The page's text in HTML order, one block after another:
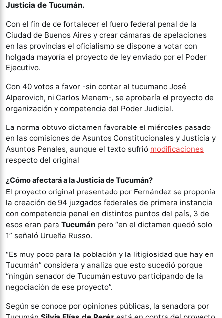
Justicia de Tucumán.
Con el fin de de fortalecer el fuero federal penal de la
Ciudad de Buenos Aires y crear cámaras de apelaciones
en las provincias el oficialismo se dispone a votar con
holgada mayoría el proyecto de ley enviado por el Poder
Ejecutivo.
Con 40 votos a favor -sin contar al tucumano José
Alperovich, ni Carlos Menem-, se aprobaría el proyecto de
organización y competencia del Poder Judicial.
La norma obtuvo dictamen favorable el miércoles pasado
en las comisiones de Asuntos Constitucionales y Justicia y
Asuntos Penales, aunque el texto sufrió modificaciones
respecto del original
¿Cómo afectará a la Justicia de Tucumán?
El proyecto original presentado por Fernández se proponía
la creación de 94 juzgados federales de primera instancia
con competencia penal en distintos puntos del país, 3 de
esos eran para Tucumán pero “en el dictamen quedó solo
1” señaló Urueña Russo.
“Es muy poco para la población y la litigiosidad que hay en
Tucumán” considera y analiza que esto sucedió porque
“ningún senador de Tucumán estuvo participando de la
negociación de ese proyecto”.
Según se conoce por opiniones públicas, la senadora por